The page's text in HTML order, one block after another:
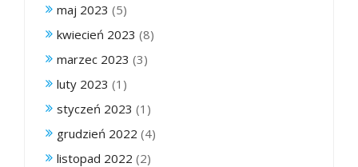
maj 2023 (5)
kwiecień 2023 (8)
marzec 2023 (3)
luty 2023 (1)
styczeń 2023 (1)
grudzień 2022 (4)
listopad 2022 (2)